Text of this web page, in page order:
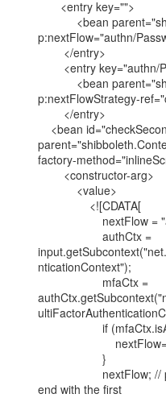
p:nextFlow="authn/
p:nextFlowStrategy-
factory-
nticationContext");
end with the first